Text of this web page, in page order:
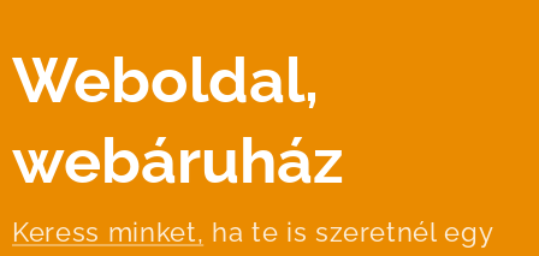
Weboldal,
webáruház
Keress minket, ha te is szeretnél egy